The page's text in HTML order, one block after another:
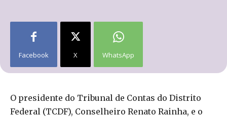
Facebook X WhatsApp
O presidente do Tribunal de Contas do Distrito
Federal (TCDF), Conselheiro Renato Rainha, e o